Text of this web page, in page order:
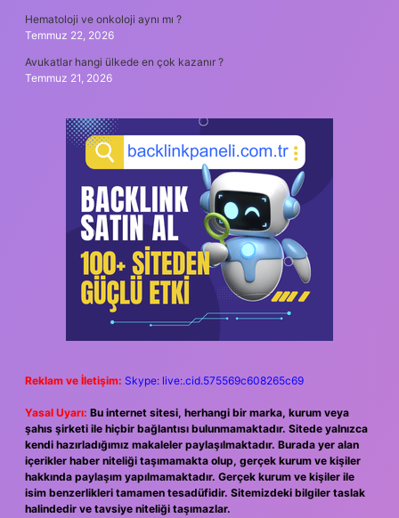
Hematoloji ve onkoloji aynı mı ?
Temmuz 22, 2026
Avukatlar hangi ülkede en çok kazanır ?
Temmuz 21, 2026
Reklam ve İletişim: Skype: live:.cid.575569c608265c69
Yasal Uyarı: Bu internet sitesi, herhangi bir marka, kurum veya
şahıs şirketi ile hiçbir bağlantısı bulunmamaktadır. Sitede yalnızca
kendi hazırladığımız makaleler paylaşılmaktadır. Burada yer alan
içerikler haber niteliği taşımamakta olup, gerçek kurum ve kişiler
hakkında paylaşım yapılmamaktadır. Gerçek kurum ve kişiler ile
isim benzerlikleri tamamen tesadüfidir. Sitemizdeki bilgiler taslak
halindedir ve tavsiye niteliği taşımazlar.